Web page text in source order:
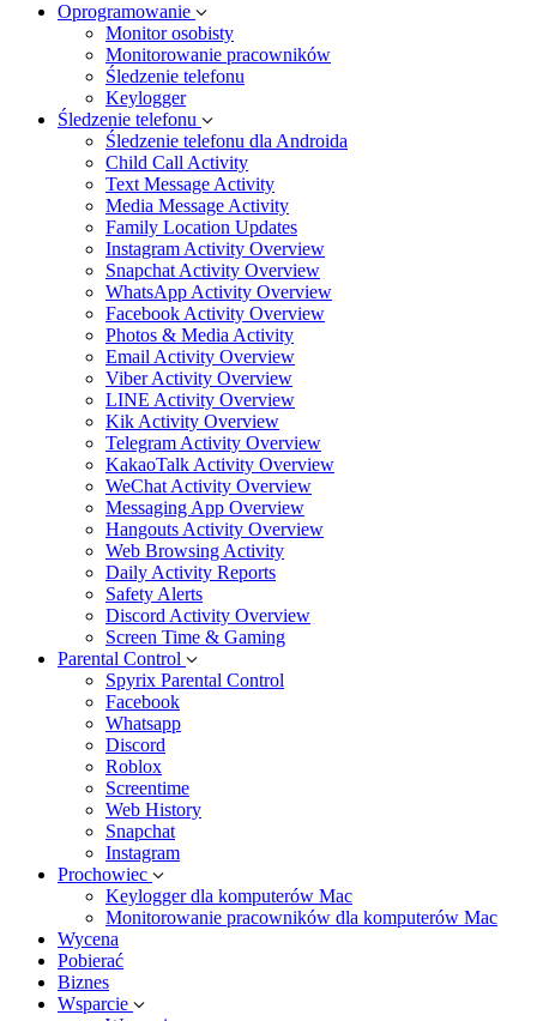
Oprogramowanie
Monitor osobisty
Monitorowanie pracowników
Śledzenie telefonu
Keylogger
Śledzenie telefonu
Śledzenie telefonu dla Androida
Child Call Activity
Text Message Activity
Media Message Activity
Family Location Updates
Instagram Activity Overview
Snapchat Activity Overview
WhatsApp Activity Overview
Facebook Activity Overview
Photos & Media Activity
Email Activity Overview
Viber Activity Overview
LINE Activity Overview
Kik Activity Overview
Telegram Activity Overview
KakaoTalk Activity Overview
WeChat Activity Overview
Messaging App Overview
Hangouts Activity Overview
Web Browsing Activity
Daily Activity Reports
Safety Alerts
Discord Activity Overview
Screen Time & Gaming
Parental Control
Spyrix Parental Control
Facebook
Whatsapp
Discord
Roblox
Screentime
Web History
Snapchat
Instagram
Prochowiec
Keylogger dla komputerów Mac
Monitorowanie pracowników dla komputerów Mac
Wycena
Pobierać
Biznes
Wsparcie